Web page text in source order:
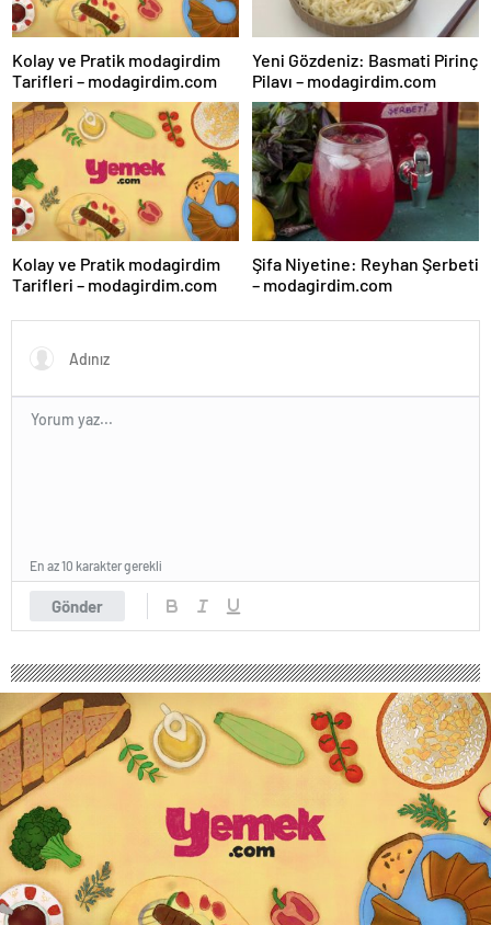
Kolay ve Pratik modagirdim
Tarifleri – modagirdim.com
Yeni Gözdeniz: Basmati Pirinç
Pilavı – modagirdim.com
Kolay ve Pratik modagirdim
Tarifleri – modagirdim.com
Şifa Niyetine: Reyhan Şerbeti
– modagirdim.com
Gönder
En az 10 karakter gerekli